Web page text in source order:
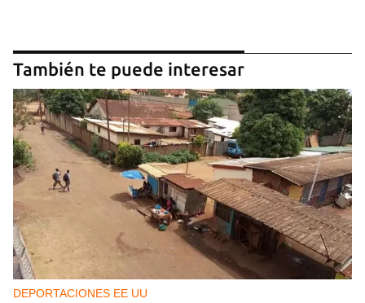
También te puede interesar
DEPORTACIONES EE UU